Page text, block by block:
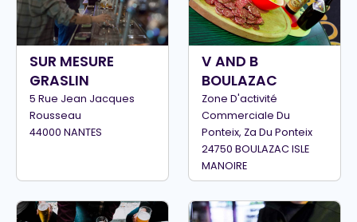
SUR MESURE
GRASLIN
5 Rue Jean Jacques
Rousseau
44000 NANTES
V AND B
BOULAZAC
Zone D'activité
Commerciale Du
Ponteix, Za Du Ponteix
24750 BOULAZAC ISLE
MANOIRE